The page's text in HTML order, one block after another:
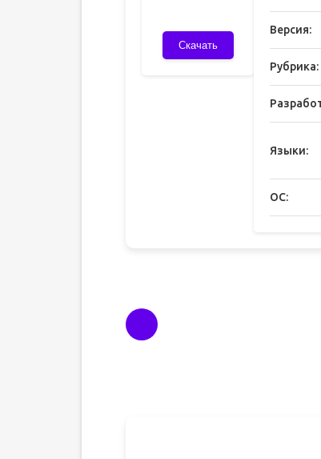
Скачать
Версия:
Рубрика:
Языки:
ОС: